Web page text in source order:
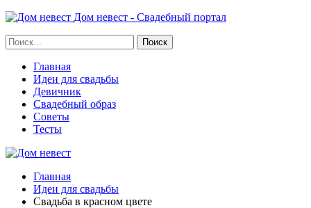
Дом невест - Свадебный портал
Главная
Идеи для свадьбы
Девичник
Свадебный образ
Советы
Тесты
Главная
Идеи для свадьбы
Свадьба в красном цвете